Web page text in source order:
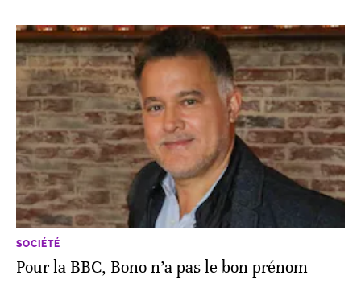
SOCIÉTÉ
Pour la BBC, Bono n’a pas le bon prénom